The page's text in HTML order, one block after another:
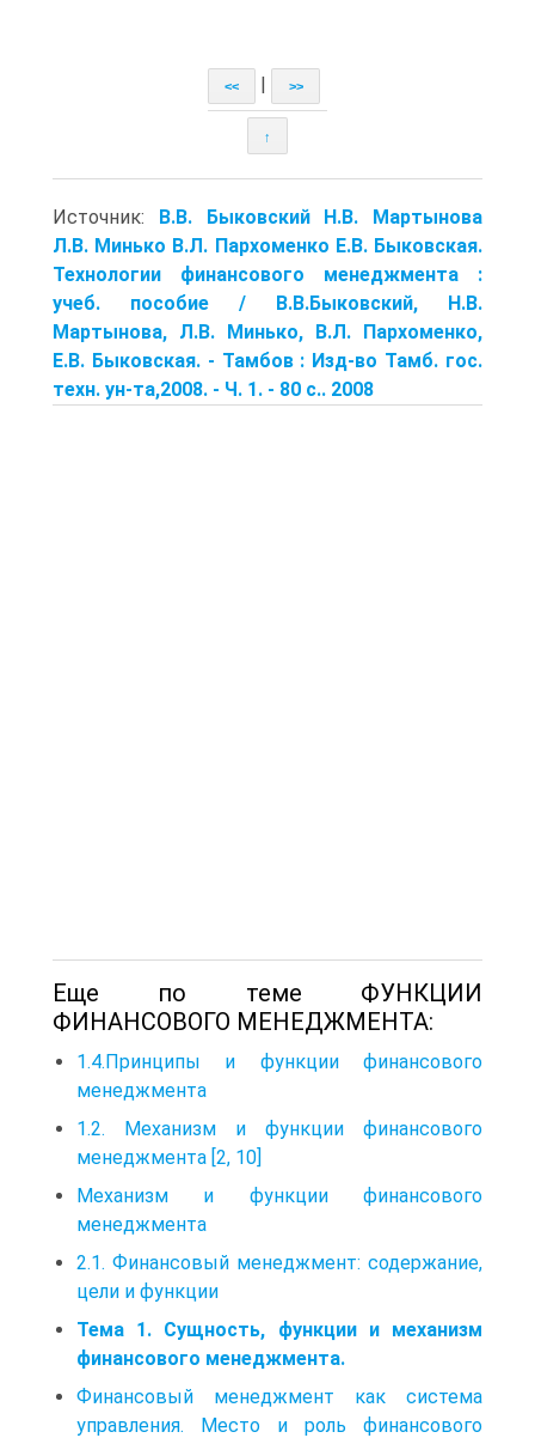
<< >>
↑
Источник: В.В. Быковский Н.В. Мартынова
Л.В. Минько В.Л. Пархоменко Е.В. Быковская.
Технологии финансового менеджмента :
учеб. пособие / В.В.Быковский, Н.В.
Мартынова, Л.В. Минько, В.Л. Пархоменко,
Е.В. Быковская. - Тамбов : Изд-во Тамб. гос.
техн. ун-та,2008. - Ч. 1. - 80 с.. 2008
Еще по теме ФУНКЦИИ
ФИНАНСОВОГО МЕНЕДЖМЕНТА:
1.4.Принципы и функции финансового
менеджмента
1.2. Механизм и функции финансового
менеджмента [2, 10]
Механизм и функции финансового
менеджмента
2.1. Финансовый менеджмент: содержание,
цели и функции
Тема 1. Сущность, функции и механизм
финансового менеджмента.
Финансовый менеджмент как система
управления. Место и роль финансового